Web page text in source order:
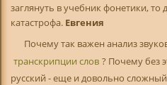
заглянуть в учебник фонетики, то
катастрофа. Евгения
Почему так важен анализ
транскрипции слов ? Почему без
русский - еще и довольно